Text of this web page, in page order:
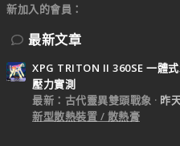
新加入的會員
最新文章
XPG TRITON II 360SE 一體
壓力實測
最新：古代靈異雙頭戰象
昨
新型散熱裝置 / 散熱膏